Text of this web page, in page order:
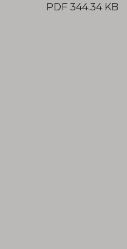
PDF 344.34 KB